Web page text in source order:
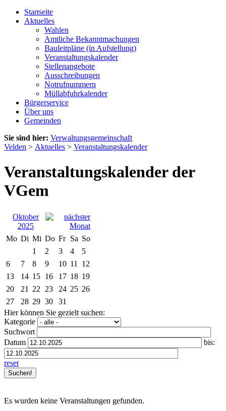
Startseite
Aktuelles
Wahlen
Amtliche Bekanntmachungen
Bauleitpläne (in Aufstellung)
Veranstaltungskalender
Stellenangebote
Ausschreibungen
Notrufnummern
Müllabfuhrkalender
Bürgerservice
Über uns
Gemeinden
Sie sind hier: Verwaltungsgemeinschaft
Velden > Aktuelles > Veranstaltungskalender
Veranstaltungskalender der
VGem
Oktober
2025
Mo Di Mi Do Fr Sa So
1
2 3 4
5
6
7 8 9 10 11
12
13
14 15 16 17 18 19
20
21 22 23 24 25 26
27
28 29 30
31
Hier können Sie gezielt suchen:
Kategorie
Suchwort
Datum
bis:
reset
Es wurden keine Veranstaltungen gefunden.